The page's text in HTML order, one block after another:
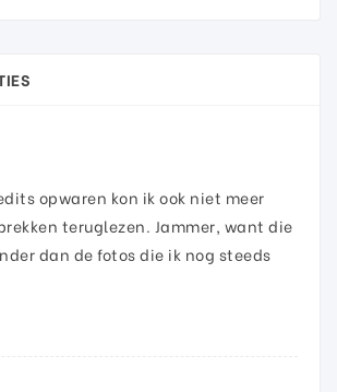
opwaren kon ik ook niet meer
teruglezen. Jammer, want die
dan de fotos die ik nog steeds